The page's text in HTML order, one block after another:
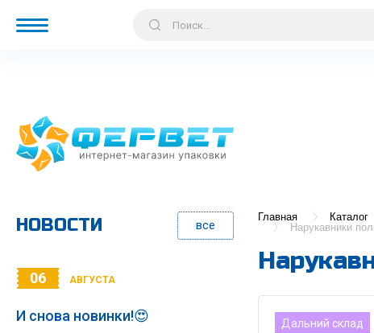
Главная Каталог
Нарукавники
Дальний склад
НОВОСТИ все
06 АВГУСТА
И снова новинки!😍